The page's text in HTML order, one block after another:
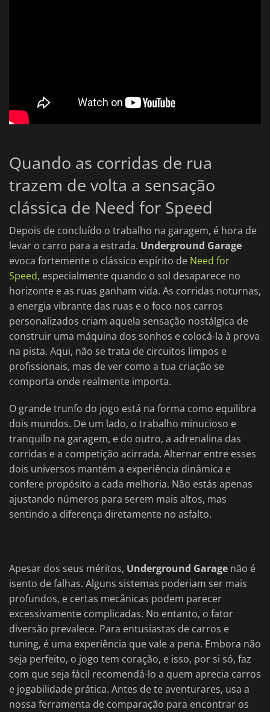
Quando as corridas de rua
trazem de volta a sensação
clássica de Need for Speed
Depois de concluído o trabalho na garagem, é hora de
levar o carro para a estrada. Underground Garage
evoca fortemente o clássico espírito de Need for
Speed, especialmente quando o sol desaparece no
horizonte e as ruas ganham vida. As corridas noturnas,
a energia vibrante das ruas e o foco nos carros
personalizados criam aquela sensação nostálgica de
construir uma máquina dos sonhos e colocá-la à prova
na pista. Aqui, não se trata de circuitos limpos e
profissionais, mas de ver como a tua criação se
comporta onde realmente importa.
O grande trunfo do jogo está na forma como equilibra
dois mundos. De um lado, o trabalho minucioso e
tranquilo na garagem, e do outro, a adrenalina das
corridas e a competição acirrada. Alternar entre esses
dois universos mantém a experiência dinâmica e
confere propósito a cada melhoria. Não estás apenas
ajustando números para serem mais altos, mas
sentindo a diferença diretamente no asfalto.
Apesar dos seus méritos, Underground Garage não é
isento de falhas. Alguns sistemas poderiam ser mais
profundos, e certas mecânicas podem parecer
excessivamente complicadas. No entanto, o fator
diversão prevalece. Para entusiastas de carros e
tuning, é uma experiência que vale a pena. Embora não
seja perfeito, o jogo tem coração, e isso, por si só, faz
com que seja fácil recomendá-lo a quem aprecia carros
e jogabilidade prática. Antes de te aventurares, usa a
nossa ferramenta de comparação para encontrar os